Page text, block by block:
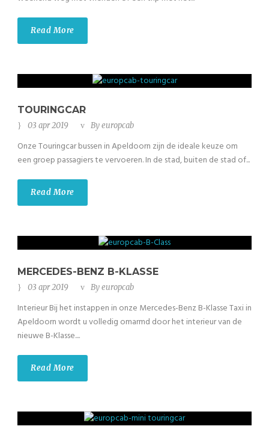
Read More
TOURINGCAR
03 apr 2019 Byeuropcab
Onze Touringcar bussen in Apeldoorn zijn de ideale keuze om
een groep passagiers te vervoeren. In de stad, buiten de stad of...
Read More
MERCEDES-BENZ B-KLASSE
03 apr 2019 Byeuropcab
Interieur Bij het instappen in onze Mercedes-Benz B-Klasse Taxi in
Apeldoorn wordt u volledig omarmd door het interieur van de
nieuwe B-Klasse....
Read More